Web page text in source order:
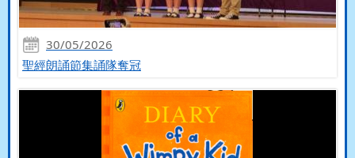
30/05/2026
聖經朗誦節集誦隊奪冠